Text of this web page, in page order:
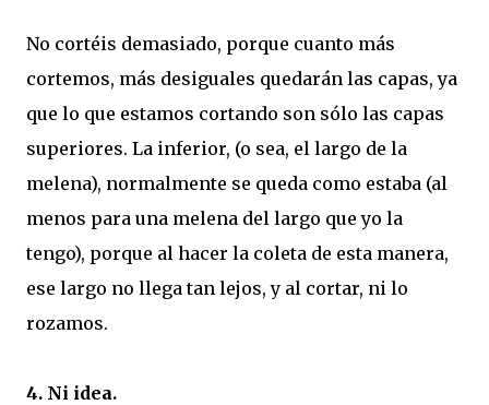
No cortéis demasiado, porque cuanto más
cortemos, más desiguales quedarán las capas, ya
que lo que estamos cortando son sólo las capas
superiores. La inferior, (o sea, el largo de la
melena), normalmente se queda como estaba (al
menos para una melena del largo que yo la
tengo), porque al hacer la coleta de esta manera,
ese largo no llega tan lejos, y al cortar, ni lo
rozamos.
4. Ni idea.